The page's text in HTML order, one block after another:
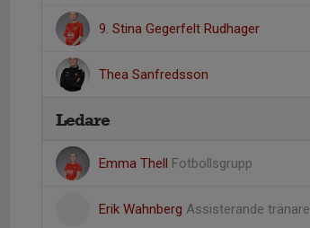
9. Stina Gegerfelt Rudhager
Thea Sanfredsson
Ledare
Emma Thell Fotbollsgrupp
Erik Wahnberg Assisterande tränare